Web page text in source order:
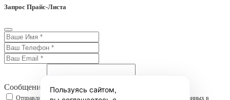
Запрос Прайс-Листа
Сообщение
Отправляя форму, вы даете согласие на обработку персональных данных в
Пользуясь сайтом,